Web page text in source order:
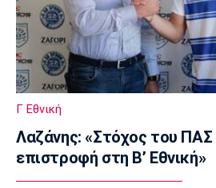
07:40
Europa League
Μπιανκόν: «Ο
ποιότητα - Η καρδιά μου
ερυθρόλευκη»
07:30
Τηλεόραση
Τηλεόραση: Οι αθλητικές
Παρασκευής (7/8)
Γ Εθνική
Λαζάνης: «Στόχος του ΠΑΣ
επιστροφή στη Β’ Εθνική»